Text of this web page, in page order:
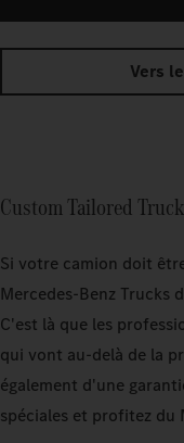
Vers
Custom Tailored
Si votre camion doit
Mercedes‑Benz
C'est là que les
qui vont au-delà de la
également d'une
spéciales et profitez du